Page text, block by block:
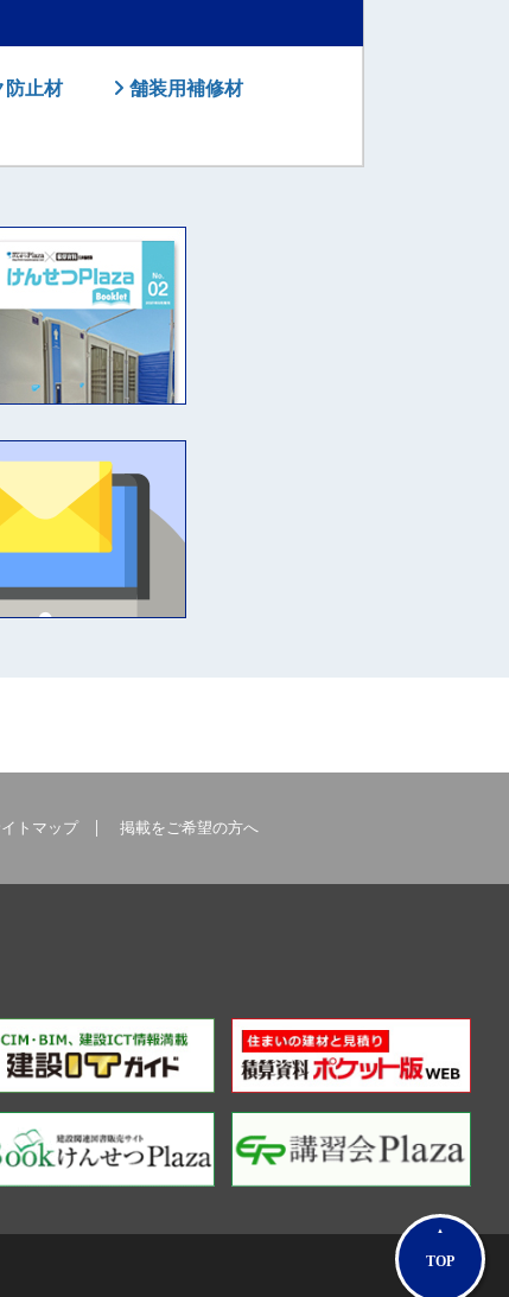
防止材
舗装用補修材
トマップ 掲載をご希望の方へ
TOP